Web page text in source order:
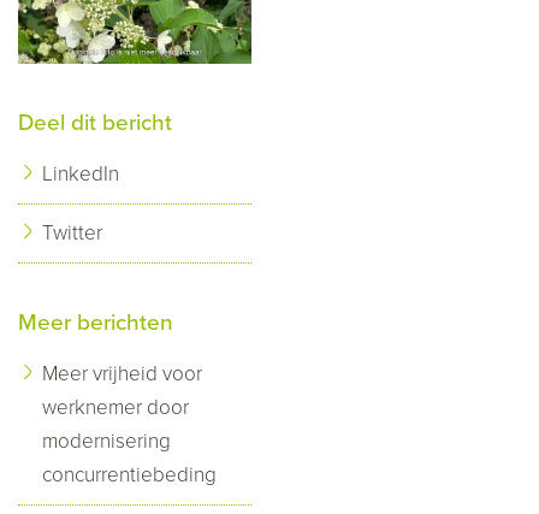
Deel dit bericht
LinkedIn
Twitter
Meer berichten
Meer vrijheid voor
werknemer door
modernisering
concurrentiebeding